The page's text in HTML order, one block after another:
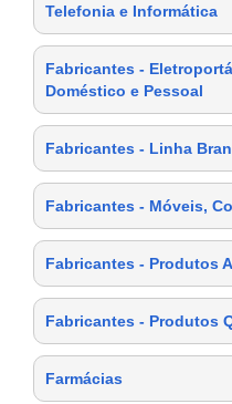
Telefonia e Informática
Fabricantes -
Doméstico e Pessoal
Fabricantes - Linha
Fabricantes - Móveis,
Fabricantes - Produtos
Fabricantes - Produtos
Farmácias